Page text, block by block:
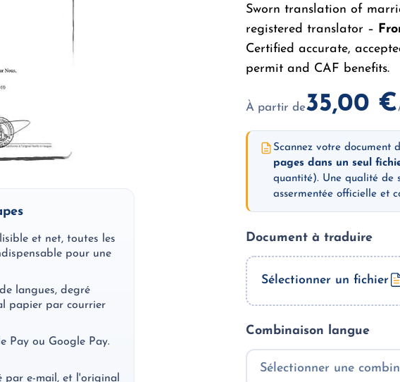
et net, toutes les
pour une
langues, degré
papier par courrier
Pay ou Google Pay.
par e-mail, et l'original
Sworn translation of
registered translator –
Certified accurate,
permit and CAF benefits.
À partir de35,00 €
Scannez votre document
pages dans un seul
quantité). Une qualité de
assermentée officielle et
Document à traduire
Sélectionner un fichier
Combinaison langue